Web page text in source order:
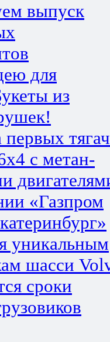
выпуск
для
из
первых
с метан-
«Газпром
уникальным
шасси
сроки